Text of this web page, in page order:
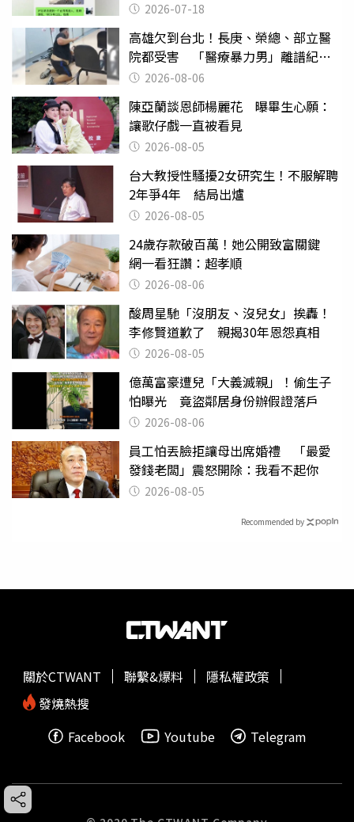
2026-07-18
高雄欠到台北！長庚、榮總、部立醫
院都受害 「醫療暴力男」離譜紀錄
曝光2026-08-06
陳亞蘭談恩師楊麗花 曝畢生心願：
讓歌仔戲一直被看見
2026-08-05
台大教授性騷擾2女研究生！不服解聘
2年爭4年 結局出爐
2026-08-05
24歲存款破百萬！她公開致富關鍵
網一看狂讚：超孝順
2026-08-06
酸周星馳「沒朋友、沒兒女」挨轟！
李修賢道歉了 親揭30年恩怨真相
2026-08-05
億萬富豪遭兒「大義滅親」！偷生子
怕曝光 竟盜鄰居身份辦假證落戶
2026-08-06
員工怕丟臉拒讓母出席婚禮 「最愛
發錢老闆」震怒開除：我看不起你
2026-08-05
Recommended by
關於CTWANT 聯繫&爆料
隱私權政策
發燒熱搜
Facebook
Youtube Telegram